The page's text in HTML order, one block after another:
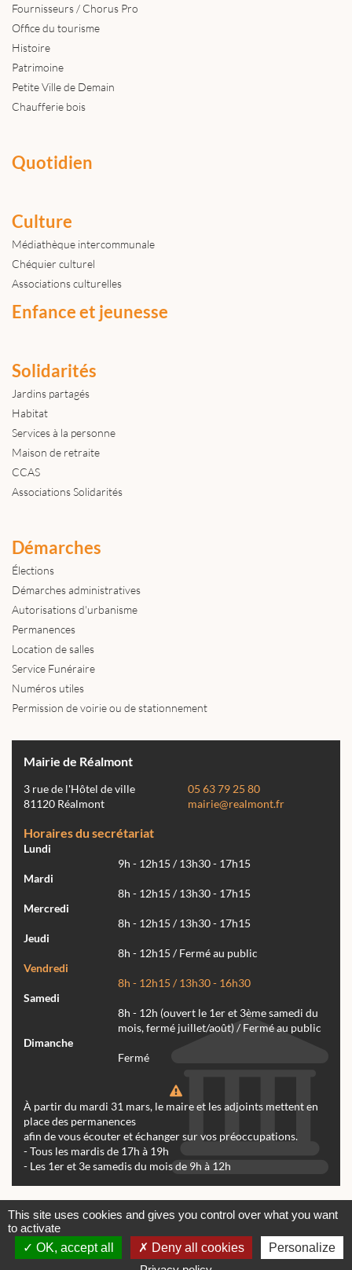
Fournisseurs / Chorus Pro
Office du tourisme
Histoire
Patrimoine
Petite Ville de Demain
Chaufferie bois
Quotidien
Culture
Médiathèque intercommunale
Chéquier culturel
Associations culturelles
Enfance et jeunesse
Solidarités
Jardins partagés
Habitat
Services à la personne
Maison de retraite
CCAS
Associations Solidarités
Démarches
Élections
Démarches administratives
Autorisations d'urbanisme
Permanences
Location de salles
Service Funéraire
Numéros utiles
Permission de voirie ou de stationnement
Mairie de Réalmont
3 rue de l'Hôtel de ville
81120 Réalmont
05 63 79 25 80
mairie@realmont.fr
Horaires du secrétariat
Lundi
9h - 12h15 / 13h30 - 17h15
Mardi
8h - 12h15 / 13h30 - 17h15
Mercredi
8h - 12h15 / 13h30 - 17h15
Jeudi
8h - 12h15 / Fermé au public
Vendredi
8h - 12h15 / 13h30 - 16h30
Samedi
8h - 12h (ouvert le 1er et 3ème samedi du
mois, fermé juillet/août) / Fermé au public
Dimanche
Fermé
À partir du mardi 31 mars, le maire et les adjoints mettent en
place des permanences
afin de vous écouter et échanger sur vos préoccupations.
- Tous les mardis de 17h à 19h
- Les 1er et 3e samedis du mois de 9h à 12h
Contactez-nous
Mentions légales
© tous droits réservés Mairie de Réalmont 2024 -
Conception & Réalisation Web RK Création
This site uses cookies and gives you control over what you want
to activate
OK, accept all
Deny all cookies
Personalize